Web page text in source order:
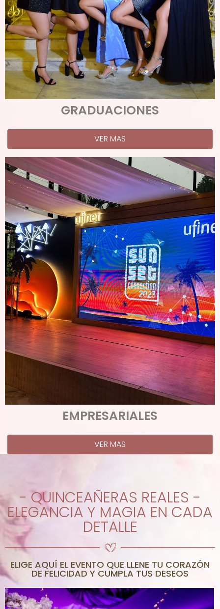
GRADUACIONES
VER MAS
EMPRESARIALES
VER MAS
- QUINCEAÑERAS REALES -
ELEGANCIA Y MAGIA EN CADA
DETALLE
ELIGE AQUÍ EL EVENTO QUE LLENE TU CORAZÓN
DE FELICIDAD Y CUMPLA TUS DESEOS